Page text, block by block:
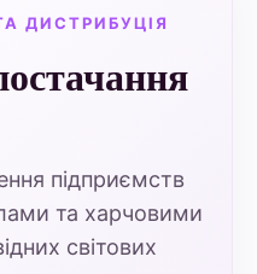
ДИСТРИБУЦІЯ
підприємств
та харчовими
світових